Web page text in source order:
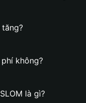
tăng?
không?
là gì?